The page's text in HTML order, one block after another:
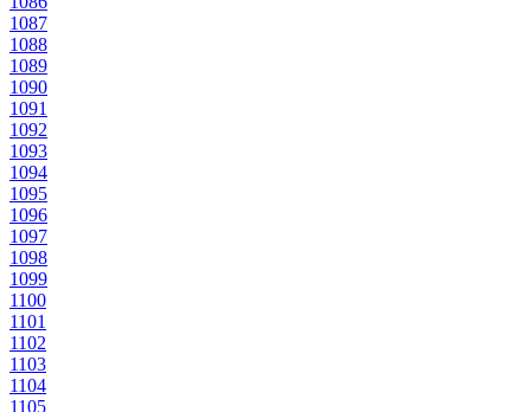
1087
1088
1089
1090
1091
1092
1093
1094
1095
1096
1097
1098
1099
1100
1101
1102
1103
1104
1105